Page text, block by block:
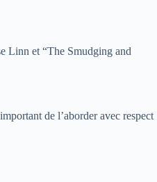
Linn et “The Smudging and
de l’aborder avec respect